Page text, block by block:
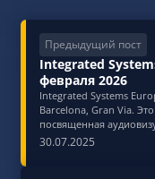
Предыдущий пост
Integrated
февраля 2026
Integrated Systems
Barcelona, Gran Via.
посвященная
30.07.2025